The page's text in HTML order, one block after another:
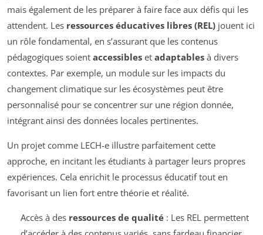
mais également de les préparer à faire face aux défis qui les
attendent. Les ressources éducatives libres (REL) jouent ici
un rôle fondamental, en s’assurant que les contenus
pédagogiques soient accessibles et adaptables à divers
contextes. Par exemple, un module sur les impacts du
changement climatique sur les écosystèmes peut être
personnalisé pour se concentrer sur une région donnée,
intégrant ainsi des données locales pertinentes.
Un projet comme LECH-e illustre parfaitement cette
approche, en incitant les étudiants à partager leurs propres
expériences. Cela enrichit le processus éducatif tout en
favorisant un lien fort entre théorie et réalité.
Accès à des ressources de qualité: Les REL permettent